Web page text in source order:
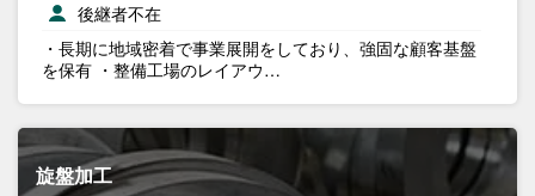
後継者不在
・長期に地域密着で事業展開をしており、強固な顧客基盤
を保有 ・整備工場のレイアウ…
旋盤加工